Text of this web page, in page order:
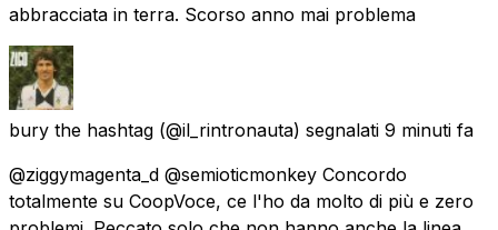
abbracciata in terra. Scorso anno mai problema
bury the hashtag (@il_rintronauta) segnalati 9 minuti fa
@ziggymagenta_d @semioticmonkey Concordo
totalmente su CoopVoce, ce l'ho da molto di più e zero